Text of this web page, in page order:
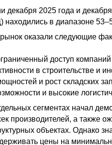
декабря 2025 года и
в диапазоне
оказали следующие
доступ
в строительстве и
и рост складских
и высокие
сегментах начал
производителей, а также
объектах. Однако
цены на